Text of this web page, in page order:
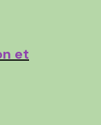
et